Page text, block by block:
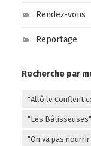
Rendez-vous
Reportage
Recherche par
"Allô le Conflent
"Les Bâtisseuses"
"On va pas